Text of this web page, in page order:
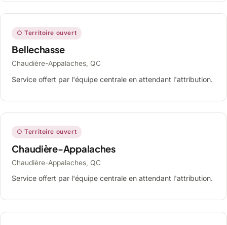
○ Territoire ouvert
Bellechasse
Chaudière-Appalaches, QC
Service offert par l'équipe centrale en attendant l'attribution.
○ Territoire ouvert
Chaudière-Appalaches
Chaudière-Appalaches, QC
Service offert par l'équipe centrale en attendant l'attribution.